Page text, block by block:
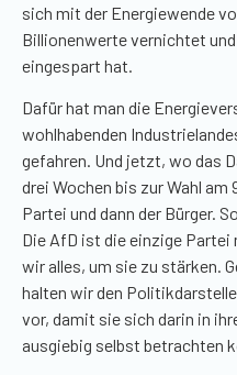
sich mit der Energiewende
Billionenwertevernichtet
eingespart hat.
Dafür hat man die
wohlhabenden
gefahren. Und jetzt, wo das
drei Wochen bis zur Wahl
Partei und dann der Bürger.
Die AfD ist die einzige
wir alles, um sie zu stärken.
halten wir den
vor, damit sie sich darin in
ausgiebig selbst betrachten